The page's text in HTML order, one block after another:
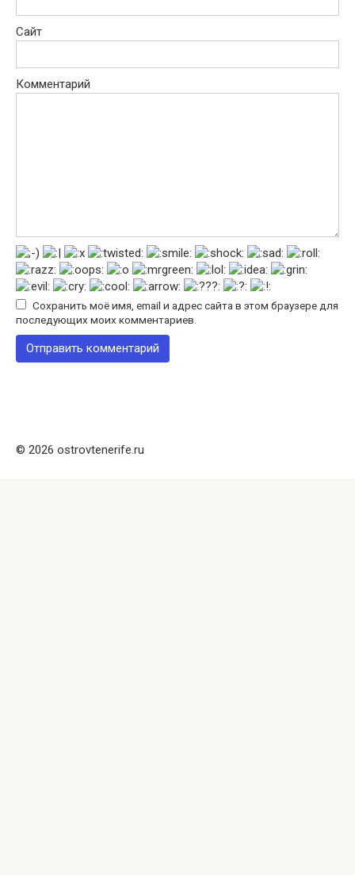
Сайт
Комментарий
Сохранить моё имя, email и адрес сайта в этом браузере для
последующих моих комментариев.
© 2026 ostrovtenerife.ru